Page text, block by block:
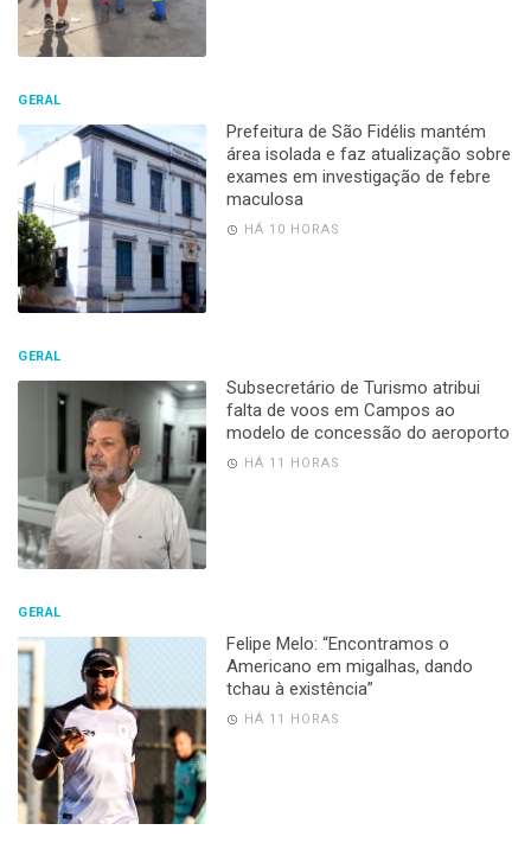
GERAL
Prefeitura de São Fidélis mantém
área isolada e faz atualização sobre
exames em investigação de febre
maculosa
HÁ 10 HORAS
GERAL
Subsecretário de Turismo atribui
falta de voos em Campos ao
modelo de concessão do aeroporto
HÁ 11 HORAS
GERAL
Felipe Melo: “Encontramos o
Americano em migalhas, dando
tchau à existência”
HÁ 11 HORAS